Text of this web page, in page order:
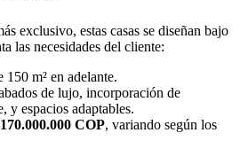
exclusivo, estas casas se diseñan bajo
las necesidades del cliente:
150 m² en adelante.
de lujo, incorporación de
y espacios adaptables.
COP, variando según los